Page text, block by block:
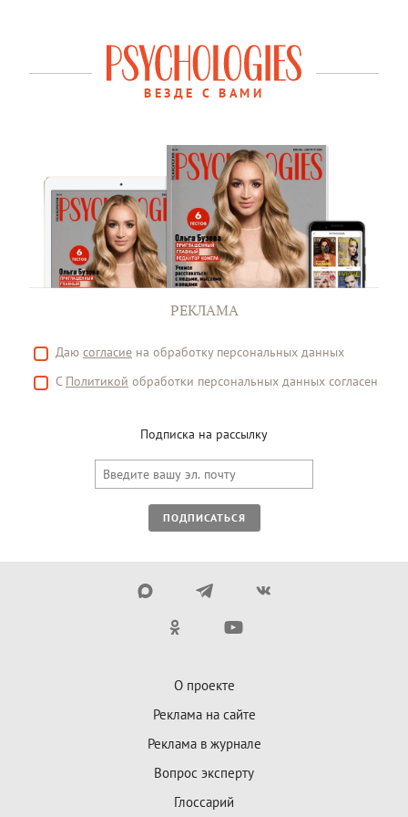
ВЕЗДЕ С ВАМИ
РЕКЛАМА
Даю согласие на обработку персональных данных
С Политикой обработки персональных данных согласен
Подписка на рассылку
ПОДПИСАТЬСЯ
О проекте
Реклама на сайте
Реклама в журнале
Вопрос эксперту
Глоссарий